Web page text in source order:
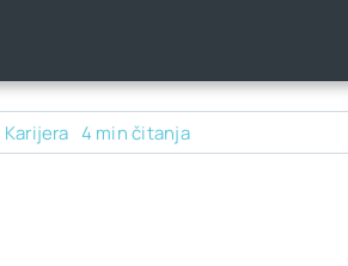
Karijera 4 min čitanja